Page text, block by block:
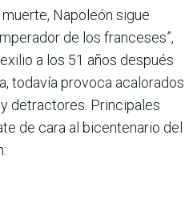
Napoleón sigue
de los franceses”,
a los 51 años después
todavía provoca acalorados
detractores. Principales
de cara al bicentenario del